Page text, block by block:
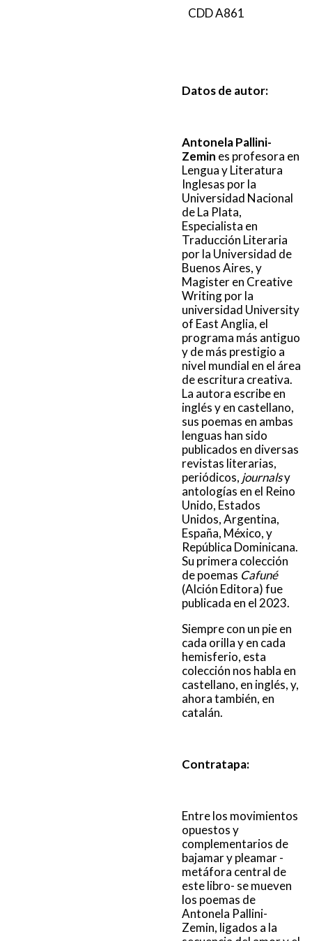
CDD A861
Datos de autor:
Antonela Pallini-
Zemin es profesora en
Lengua y Literatura
Inglesas por la
Universidad Nacional
de La Plata,
Especialista en
Traducción Literaria
por la Universidad de
Buenos Aires, y
Magister en Creative
Writing por la
universidad University
of East Anglia, el
programa más antiguo
y de más prestigio a
nivel mundial en el área
de escritura creativa.
La autora escribe en
inglés y en castellano,
sus poemas en ambas
lenguas han sido
publicados en diversas
revistas literarias,
periódicos, journalsy
antologías en el Reino
Unido, Estados
Unidos, Argentina,
España, México, y
República Dominicana.
Su primera colección
de poemas Cafuné
(Alción Editora) fue
publicada en el 2023.
Siempre con un pie en
cada orilla y en cada
hemisferio, esta
colección nos habla en
castellano, en inglés, y,
ahora también, en
catalán.
Contratapa:
Entre los movimientos
opuestos y
complementarios de
bajamar y pleamar -
metáfora central de
este libro- se mueven
los poemas de
Antonela Pallini-
Zemin, ligados a la